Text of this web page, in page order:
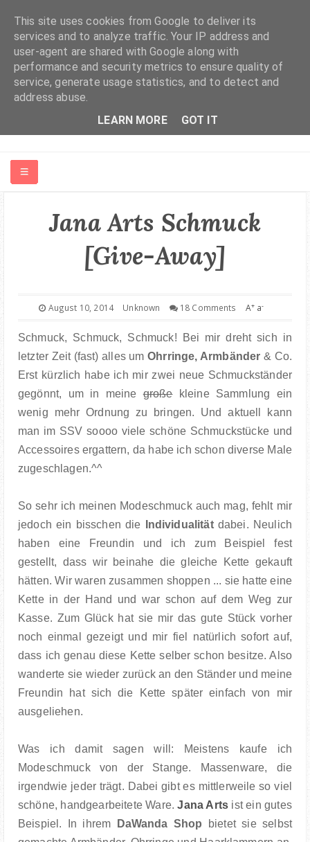
BOOKS
TRAVEL
KIEL INSIGHTS
COOPERATION
IMPRESSUM
Jana Arts Schmuck
[Give-Away]
August 10, 2014 Unknown 18 Comments A+ a-
Schmuck, Schmuck, Schmuck! Bei mir dreht sich in
letzter Zeit (fast) alles umOhrringe, Armbänder & Co.
Erst kürzlich habe ich mir zwei neue Schmuckständer
gegönnt, um in meinegroßekleine Sammlung ein
wenig mehr Ordnung zu bringen. Und aktuell kann
man im SSV soooo viele schöne Schmuckstücke und
Accessoires ergattern, da habe ich schon diverse Male
zugeschlagen.^^
So sehr ich meinen Modeschmuck auch mag, fehlt mir
jedoch ein bisschen die
Individualitätdabei. Neulich
haben eine Freundin und ich zum Beispiel fest
gestellt, dass wir beinahe die gleiche Kette gekauft
hätten. Wir waren zusammen shoppen ... sie hatte eine
Kette in der Hand und war schon auf dem Weg zur
Kasse. Zum Glück hat sie mir das gute Stück vorher
noch einmal gezeigt und mir fiel natürlich sofort auf,
dass ich genau diese Kette selber schon besitze. Also
wanderte sie wieder zurück an den Ständer und meine
Freundin hat sich die Kette später einfach von mir
ausgeliehen.
Was ich damit sagen will: Meistens kaufe ich
Modeschmuck von der Stange. Massenware, die
irgendwie jeder trägt. Dabei gibt es mittlerweile so viel
schöne, handgearbeitete Ware.Jana Arts ist ein gutes
Beispiel. In ihrem
DaWanda Shop bietet sie selbst
This site uses cookies from Google to deliver its
services and to analyze traffic. Your IP address and
user-agent are shared with Google along with
performance and security metrics to ensure quality of
service, generate usage statistics, and to detect and
address abuse.
LEARN MORE
GOT IT